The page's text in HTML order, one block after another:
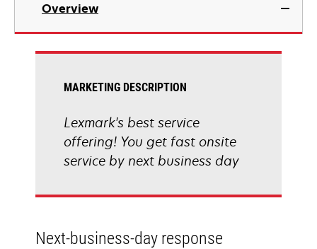
Overview
MARKETING DESCRIPTION
Lexmark's best service
offering! You get fast onsite
service by next business day
Next-business-day response